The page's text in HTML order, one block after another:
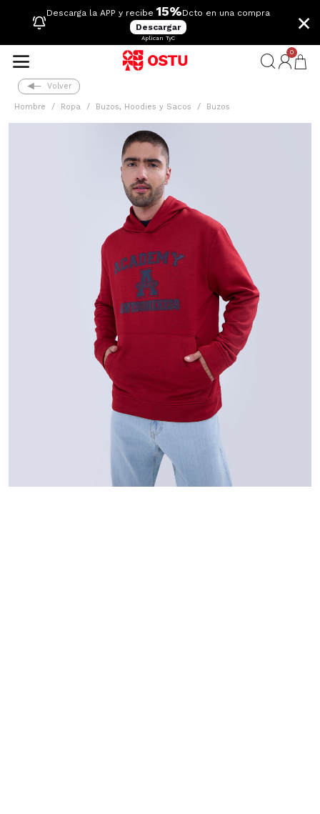
Descarga la APP y recibe 15%Dcto en una compra
Descargar
Aplican TyC
×
0
Volver
Hombre Ropa Buzos, Hoodies y Sacos Buzos